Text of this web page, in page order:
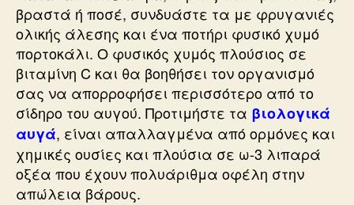
βραστά ή ποσέ, συνδυάστε τα με φρυγανιές
ολικής άλεσης και ένα ποτήρι φυσικό χυμό
πορτοκάλι. O φυσικός χυμός πλούσιος σε
βιταμίνη C και θα βοηθήσει τον οργανισμό
σας να απορροφήσει περισσότερο από το
σίδηρο του αυγού. Προτιμήστε τα βιολογικά
αυγά, είναι απαλλαγμένα από ορμόνες και
χημικές ουσίες και πλούσια σε ω-3 λιπαρά
οξέα που έχουν πολυάριθμα οφέλη στην
απώλεια βάρους.